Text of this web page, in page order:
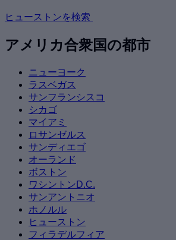
ヒューストンを検索
アメリカ合衆国の都市
ニューヨーク
ラスベガス
サンフランシスコ
シカゴ
マイアミ
ロサンゼルス
サンディエゴ
オーランド
ボストン
ワシントンD.C.
サンアントニオ
ホノルル
ヒューストン
フィラデルフィア